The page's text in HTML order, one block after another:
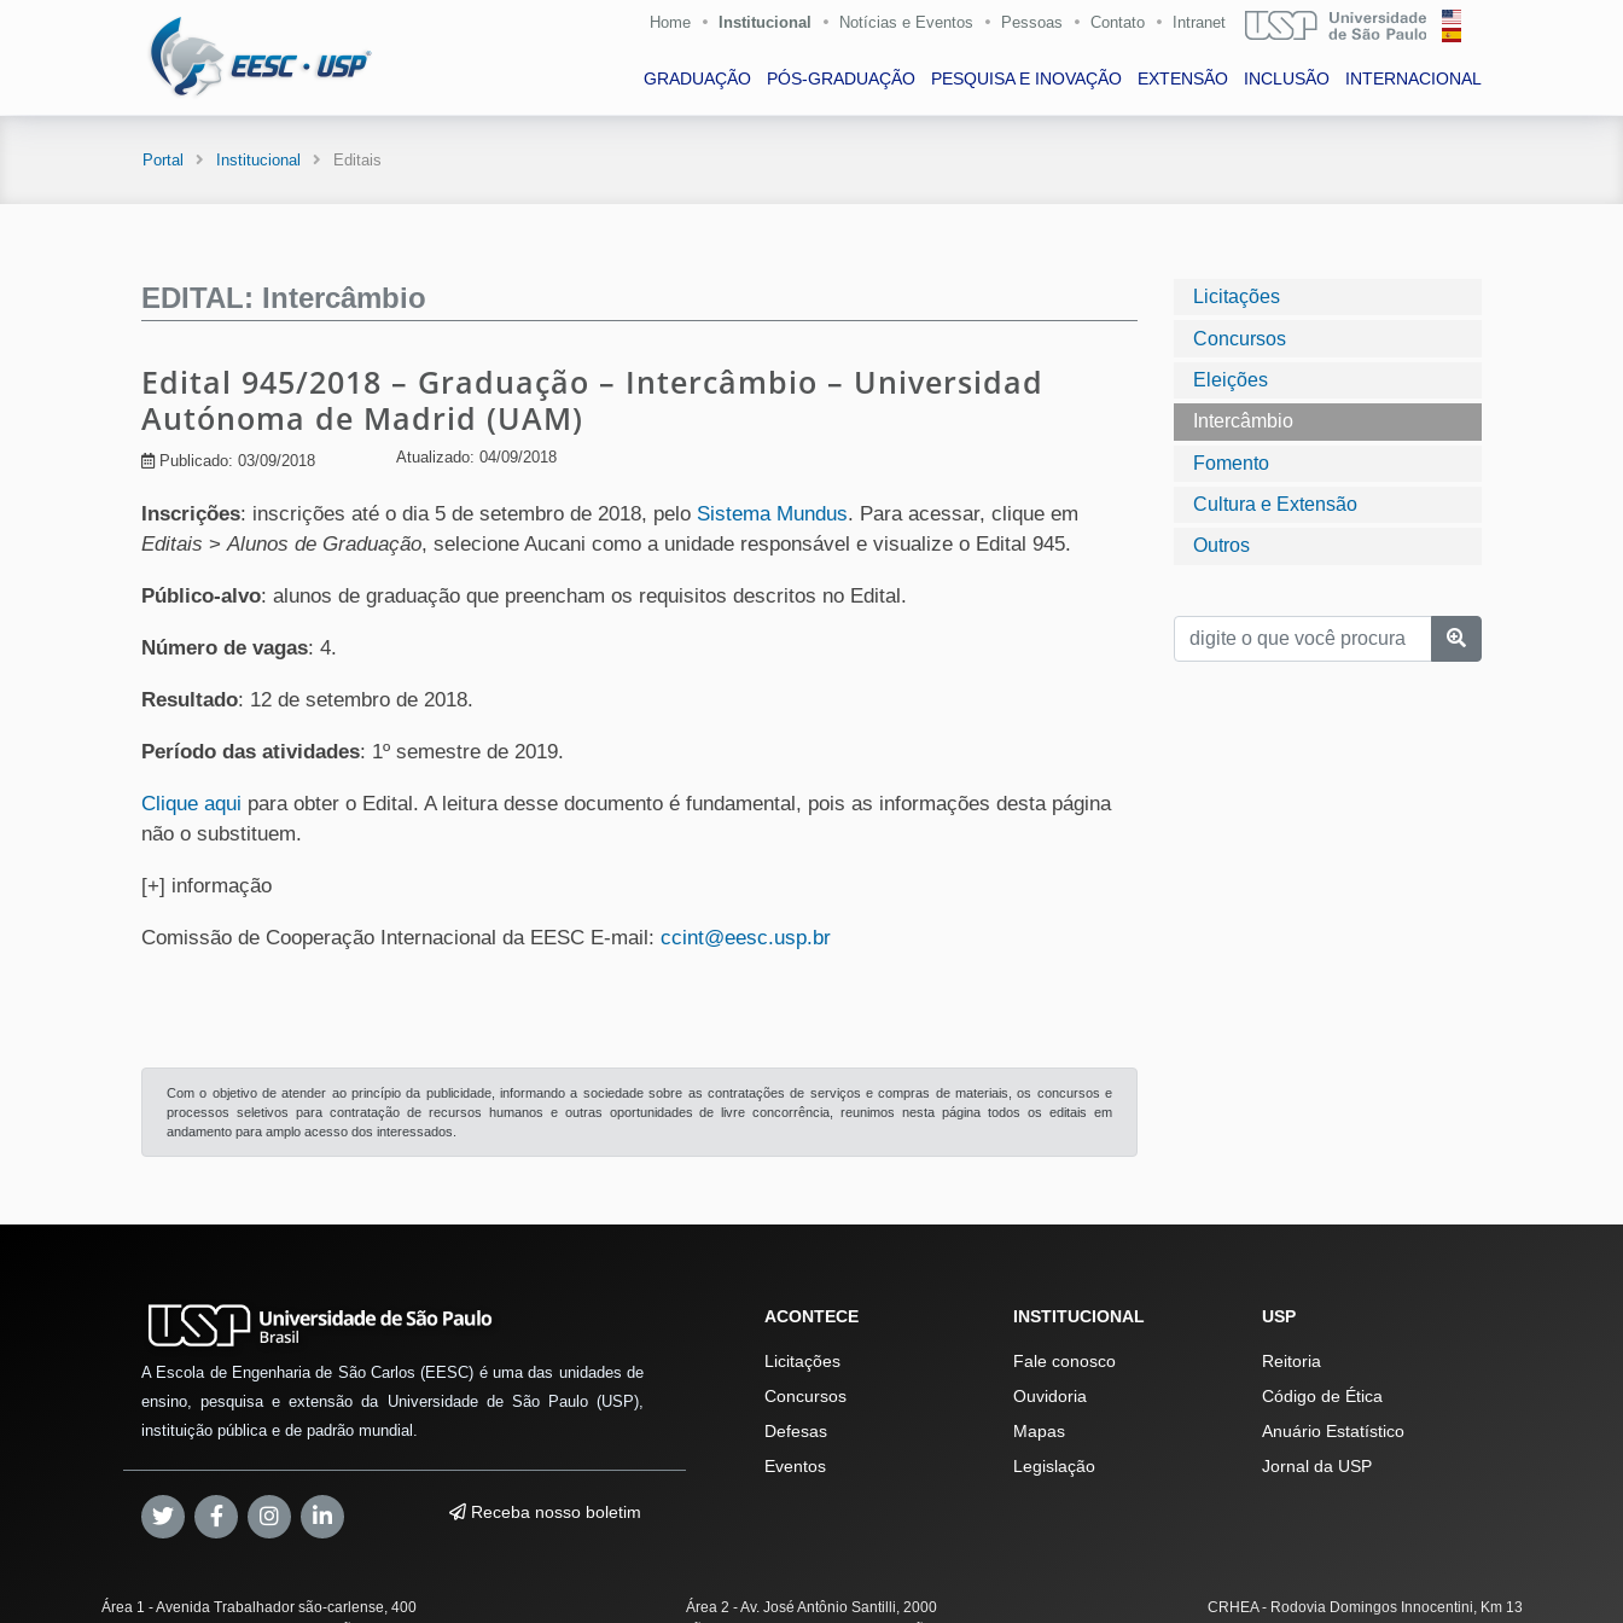
Home Institucional Notícias e Eventos Pessoas Contato Intranet
GRADUAÇÃO PÓS-GRADUAÇÃO PESQUISA E INOVAÇÃO EXTENSÃO INCLUSÃO INTERNACIONAL
Portal Institucional Editais
Licitações
Concursos
Eleições
Intercâmbio
Fomento
Cultura e Extensão
Outros
EDITAL: Intercâmbio
Edital 945/2018 – Graduação – Intercâmbio – Universidad
Autónoma de Madrid (UAM)
Publicado: 03/09/2018 Atualizado: 04/09/2018
Inscrições: inscrições até o dia 5 de setembro de 2018, pelo Sistema Mundus. Para acessar, clique em
Editais >Alunos de Graduação, selecione Aucani como a unidade responsável e visualize o Edital 945.
Público-alvo: alunos de graduação que preencham os requisitos descritos no Edital.
Número de vagas: 4.
Resultado: 12 de setembro de 2018.
Período das atividades: 1º semestre de 2019.
Clique aqui para obter o Edital. A leitura desse documento é fundamental, pois as informações desta página
não o substituem.
[+] informação
Comissão de Cooperação Internacional da EESC E-mail: ccint@eesc.usp.br
Com o objetivo de atender ao princípio da publicidade, informando a sociedade sobre as contratações de serviços e compras de materiais, os concursos e
processos seletivos para contratação de recursos humanos e outras oportunidades de livre concorrência, reunimos nesta página todos os editais em
andamento para amplo acesso dos interessados.
A Escola de Engenharia de São Carlos (EESC) é uma das unidades de
ensino, pesquisa e extensão da Universidade de São Paulo (USP),
instituição pública e de padrão mundial.
Receba nosso boletim
ACONTECE
Licitações
Concursos
Defesas
Eventos
INSTITUCIONAL
Fale conosco
Ouvidoria
Mapas
Legislação
USP
Reitoria
Código de Ética
Anuário Estatístico
Jornal da USP
Área 1 - Avenida Trabalhador são-carlense, 400
Área 2 - Av. José Antônio Santilli, 2000
CRHEA - Rodovia Domingos Innocentini, Km 13